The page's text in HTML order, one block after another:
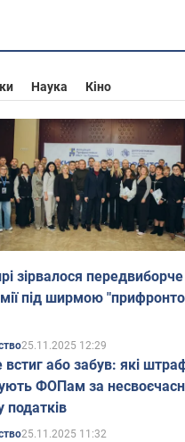
Наука Кіно
зірвалося
під ширмою
25.11.2025 12:29
встиг або забув: які
ФОПам за
податків
25.11.2025 11:32